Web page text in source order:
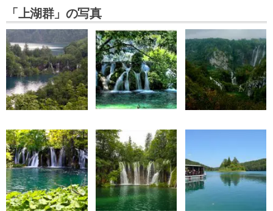
「上湖群」の写真